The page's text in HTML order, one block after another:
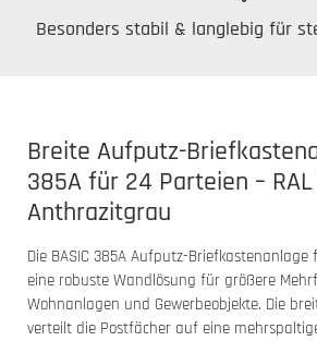
Besonders stabil & langlebig für
Breite Aufputz-
385A für 24 Parteien – RAL
Anthrazitgrau
Die BASIC 385A Aufputz-
eine robuste Wandlösung für größere
Wohnanlagen und Gewerbeobjekte. Die
verteilt die Postfächer auf eine